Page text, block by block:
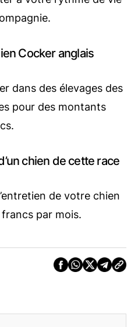
Cocker anglais
dans des élevages des
pour des montants
chien de cette race
de votre chien
par mois.